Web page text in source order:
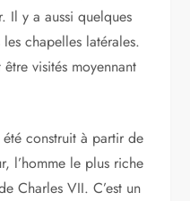
Il y a aussi quelques
chapelles latérales.
visités moyennant
construit à partir de
l’homme le plus riche
Charles VII. C’est un